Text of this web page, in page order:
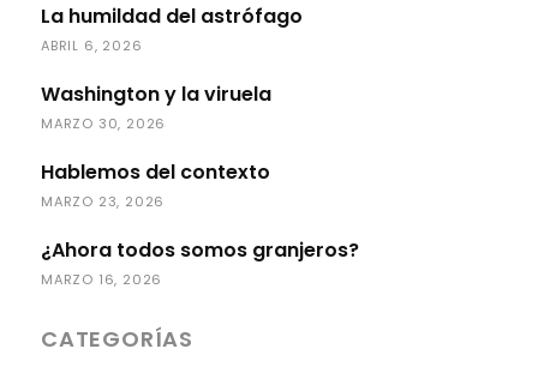
La humildad del astrófago
ABRIL 6, 2026
Washington y la viruela
MARZO 30, 2026
Hablemos del contexto
MARZO 23, 2026
¿Ahora todos somos granjeros?
MARZO 16, 2026
CATEGORÍAS